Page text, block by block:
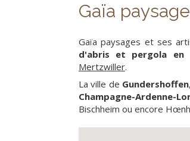
Gaïa
Gaïa paysages et ses
d'abris et pergola en
Mertzwiller.
La ville de Gundershoffen
Champagne-Ardenne-
Bischheim ou encore